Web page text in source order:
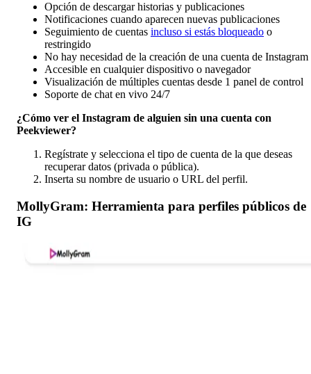
Opción de descargar historias y publicaciones
Notificaciones cuando aparecen nuevas publicaciones
Seguimiento de cuentas incluso si estás bloqueado o
restringido
No hay necesidad de la creación de una cuenta de Instagram
Accesible en cualquier dispositivo o navegador
Visualización de múltiples cuentas desde 1 panel de control
Soporte de chat en vivo 24/7
¿Cómo ver el Instagram de alguien sin una cuenta con
Peekviewer?
Regístrate y selecciona el tipo de cuenta de la que deseas
recuperar datos (privada o pública).
Inserta su nombre de usuario o URL del perfil.
MollyGram: Herramienta para perfiles públicos de
IG